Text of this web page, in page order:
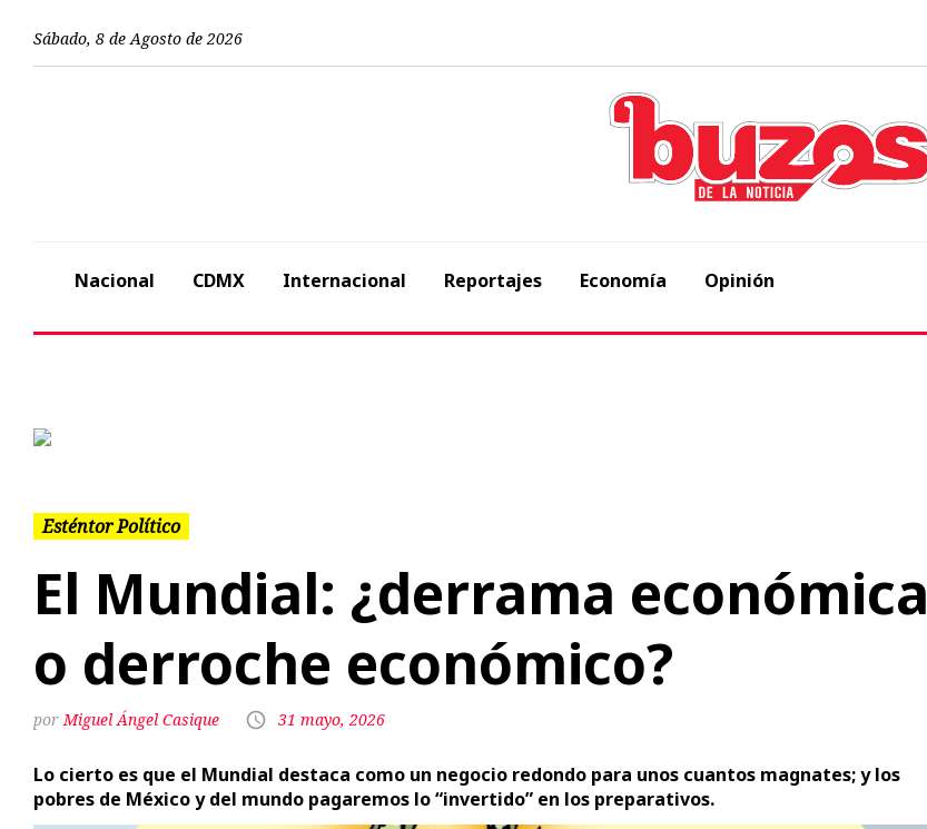
Sábado, 8 de Agosto de 2026
Nacional CDMX Internacional Reportajes Economía Opinión
Esténtor Político
El Mundial: ¿derrama económica
o derroche económico?
Miguel Ángel Casique 31 mayo, 2026
Lo cierto es que el Mundial destaca como un negocio redondo para unos cuantos magnates; y los
pobres de México y del mundo pagaremos lo “invertido” en los preparativos.